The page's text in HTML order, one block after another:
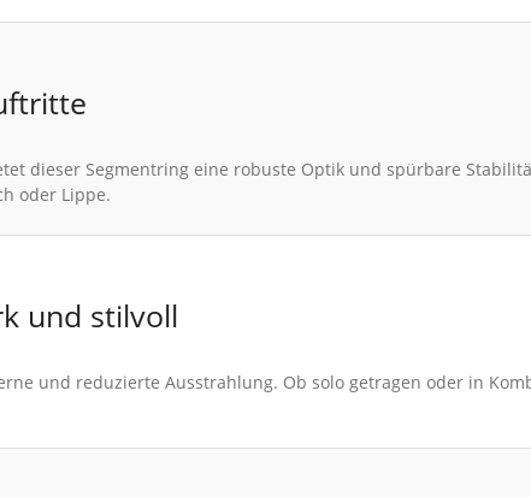
dieser Segmentring eine robuste Optik und spürbare
oder Lippe.
und stilvoll
und reduzierte Ausstrahlung. Ob solo getragen oder in